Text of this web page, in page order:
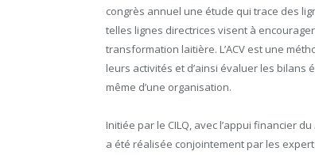
congrès annuel une étude qui trace des
telles lignes directrices visent à
transformation laitière. L’ACV est une
leurs activités et d’ainsi évaluer les bilans
même d’une organisation.
Initiée par le CILQ, avec l’appui financier du
a été réalisée conjointement par les